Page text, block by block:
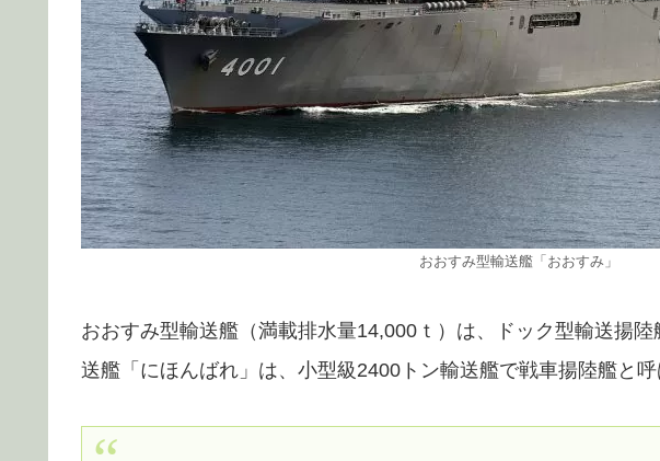
おおすみ型輸送艦「おおすみ」
おおすみ型輸送艦（満載排水量14,000ｔ）は、ドック型輸送揚
送艦「にほんばれ」は、小型級2400トン輸送艦で戦車揚陸艦と呼